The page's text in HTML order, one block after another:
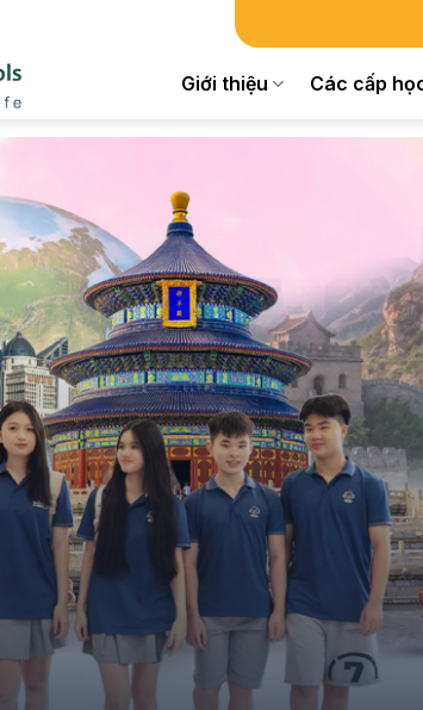
Giới thiệu Các cấp